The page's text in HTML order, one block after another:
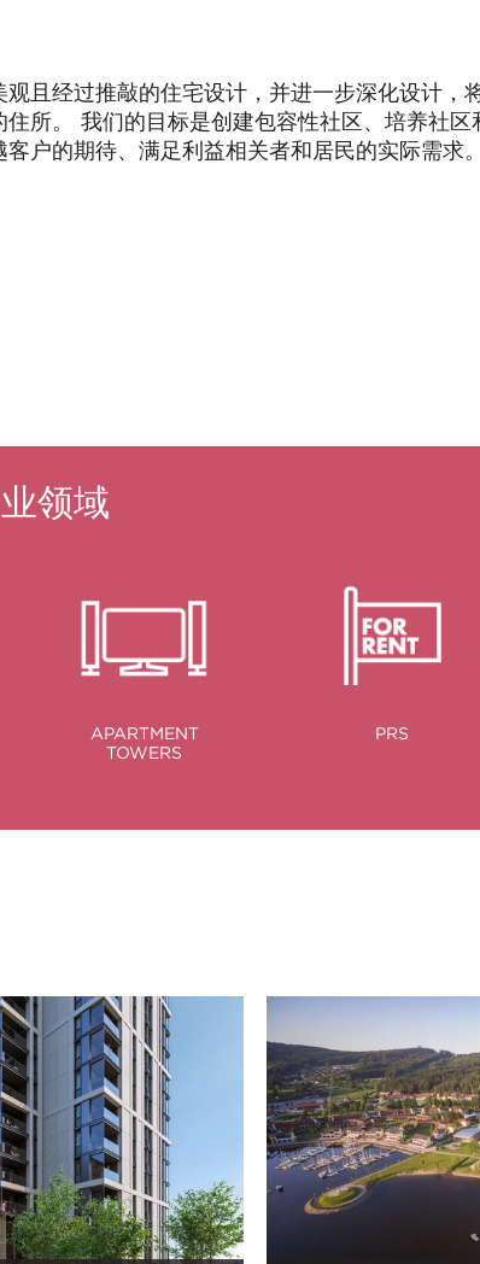
且经过推敲的住宅设计，并进一步深化设计，
所。 我们的目标是创建包容性社区、培养社区
户的期待、满足利益相关者和居民的实际需求。
领域
APARTMENT
TOWERS
PRS